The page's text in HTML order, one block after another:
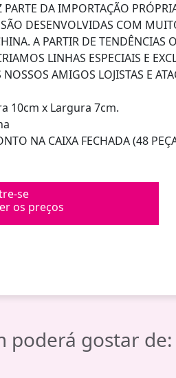
PARTE DA IMPORTAÇÃO
DESENVOLVIDAS COM
A PARTIR DE TENDÊNCIAS
LINHAS ESPECIAIS E
AMIGOS LOJISTAS E
10cm x Largura 7cm.
NA CAIXA FECHADA (48
se
os preços
poderá gostar de: